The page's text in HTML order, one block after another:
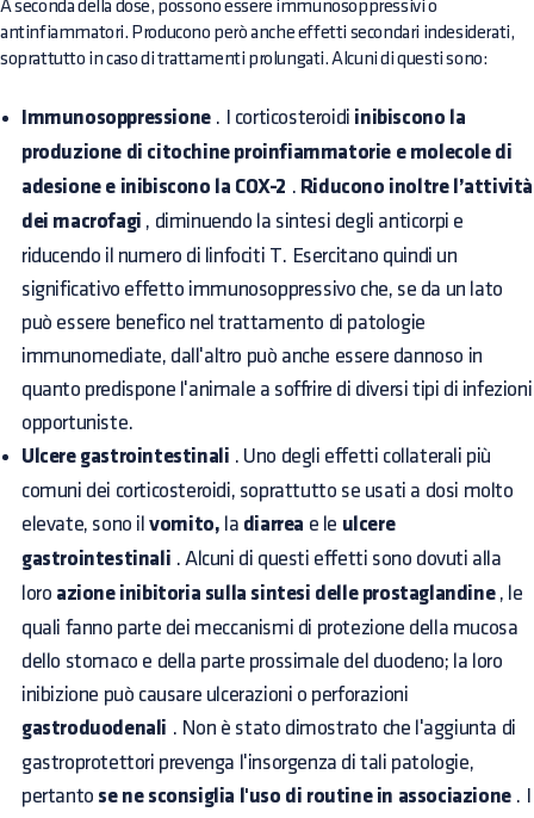
A seconda della dose, possono essere immunosoppressivi o
antinfiammatori. Producono però anche effetti secondari indesiderati,
soprattutto in caso di trattamenti prolungati. Alcuni di questi sono:
Immunosoppressione. I corticosteroidi inibiscono la
produzione di citochine proinfiammatorie e molecole di
adesione e inibiscono la COX-2 . Riducono inoltre l’attività
dei macrofagi , diminuendo la sintesi degli anticorpi e
riducendo il numero di linfociti T. Esercitano quindi un
significativo effetto immunosoppressivo che, se da un lato
può essere benefico nel trattamento di patologie
immunomediate, dall'altro può anche essere dannoso in
quanto predispone l'animale a soffrire di diversi tipi di infezioni
opportuniste.
Ulcere gastrointestinali . Uno degli effetti collaterali più
comuni dei corticosteroidi, soprattutto se usati a dosi molto
elevate, sono ilvomito, la diarrea e le ulcere
gastrointestinali . Alcuni di questi effetti sono dovuti alla
loro azione inibitoria sulla sintesi delle prostaglandine, le
quali fanno parte dei meccanismi di protezione della mucosa
dello stomaco e della parte prossimale del duodeno; la loro
inibizione può causare ulcerazioni o perforazioni
gastroduodenali . Non è stato dimostrato che l'aggiunta di
gastroprotettori prevenga l'insorgenza di tali patologie,
pertanto se ne sconsiglia l'uso di routine in associazione. I